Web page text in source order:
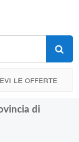
le offerte
di